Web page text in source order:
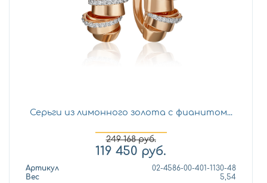
Серьги из лимонного золота с фианитом...
249 168руб.
119 450 руб.
Артикул
02-4586-00-401-1130-48
Вес
5,54